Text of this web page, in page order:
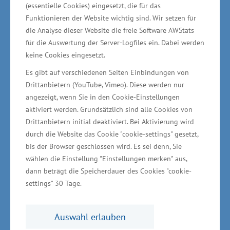
(essentielle Cookies) eingesetzt, die für das
Funktionieren der Website wichtig sind. Wir setzen für
die Analyse dieser Website die freie Software AWStats
für die Auswertung der Server-Logfiles ein. Dabei werden
keine Cookies eingesetzt.
Es gibt auf verschiedenen Seiten Einbindungen von
Drittanbietern (YouTube, Vimeo). Diese werden nur
angezeigt, wenn Sie in den Cookie-Einstellungen
aktiviert werden. Grundsätzlich sind alle Cookies von
Drittanbietern initial deaktiviert. Bei Aktivierung wird
durch die Website das Cookie "cookie-settings" gesetzt,
bis der Browser geschlossen wird. Es sei denn, Sie
wählen die Einstellung "Einstellungen merken" aus,
dann beträgt die Speicherdauer des Cookies "cookie-
settings" 30 Tage.
Auswahl erlauben
Bindung von Kohlendioxid. In der
Grevesmühlener Anlage wird ein Verfahren
eingesetzt, mit denen unter hohem Druck und
viel Hitze biogene Reststoffe in nutzbare
Pflanzenkohle verwandelt wird. Eine innovative
Lösung, um Kohlenstoff aus der Atmosphäre zu
entfernen, so die Erderwärmung zu begrenzen
und gleichzeitig ein wirtschaftliches
Geschäftsmodell umzusetzen“, sagte der
Staatssekretär im Ministerium für Wirtschaft,
Infrastruktur, Tourismus und Arbeit Jochen
Schulte.
Ziel des Unternehmens ist die Entwicklung von